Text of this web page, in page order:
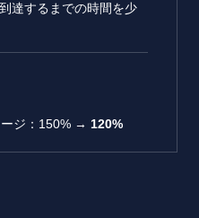
達するまでの時間を少
ジ：150% → 120%